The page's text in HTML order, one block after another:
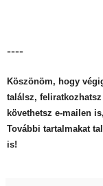
----
Köszönöm, hogy
találsz,
követhetsz e-mailen
További tartalmakat
is!